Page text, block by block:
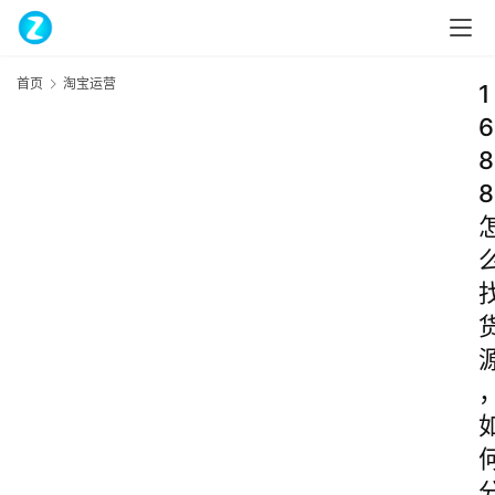
首页 淘宝运营
1
6
8
8